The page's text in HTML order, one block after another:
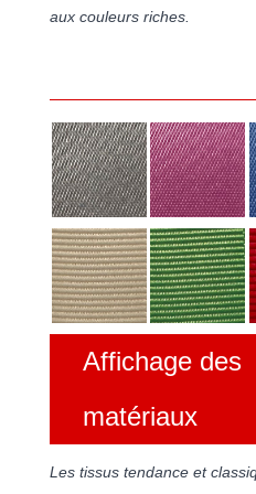
aux couleurs riches.
Affichage des
matériaux
Les tissus tendance et